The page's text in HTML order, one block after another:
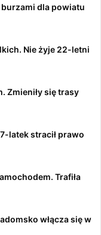
dla powiatu
Nie żyje 22-letni
Zmieniły się trasy
latek stracił prawo
Trafiła
włącza się w